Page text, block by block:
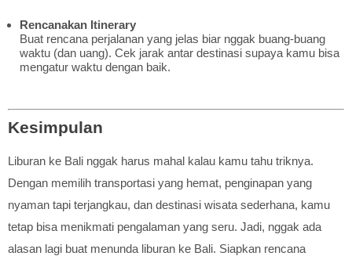
Rencanakan Itinerary
Buat rencana perjalanan yang jelas biar nggak buang-buang
waktu (dan uang). Cek jarak antar destinasi supaya kamu bisa
mengatur waktu dengan baik.
Kesimpulan
Liburan ke Bali nggak harus mahal kalau kamu tahu triknya.
Dengan memilih transportasi yang hemat, penginapan yang
nyaman tapi terjangkau, dan destinasi wisata sederhana, kamu
tetap bisa menikmati pengalaman yang seru. Jadi, nggak ada
alasan lagi buat menunda liburan ke Bali. Siapkan rencana